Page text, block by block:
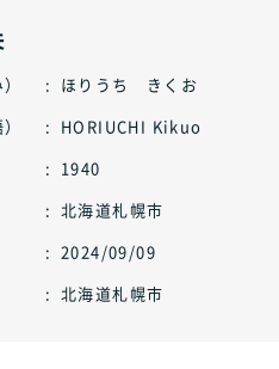
ほりうち きくお
HORIUCHI Kikuo
1940
北海道札幌市
2024/09/09
北海道札幌市